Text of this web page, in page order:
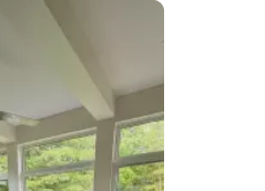
Use the previous and